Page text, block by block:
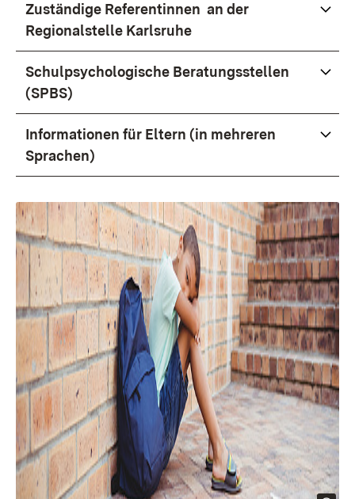
Zuständige Referentinnen an der
Regionalstelle Karlsruhe
Schulpsychologische Beratungsstellen
(SPBS)
Informationen für Eltern (in mehreren
Sprachen)